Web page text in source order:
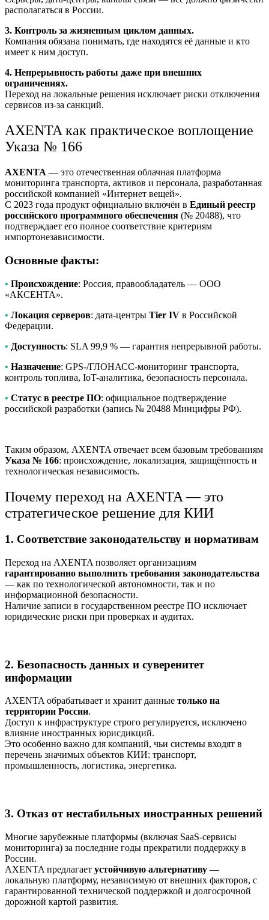
располагаться в России.
3. Контроль за жизненным циклом данных.
Компания обязана понимать, где находятся её данные и кто
имеет к ним доступ.
4. Непрерывность работы даже при внешних
ограничениях.
Переход на локальные решения исключает риски отключения
сервисов из-за санкций.
AXENTA как практическое воплощение
Указа № 166
AXENTA — это отечественная облачная платформа
мониторинга транспорта, активов и персонала, разработанная
российской компанией «Интернет вещей».
С 2023 года продукт официально включён в Единый реестр
российского программного обеспечения (№ 20488), что
подтверждает его полное соответствие критериям
импортонезависимости.
Основные факты:
• Происхождение: Россия, правообладатель — ООО
«АКСЕНТА».
• Локация серверов: дата-центры Tier IV в Российской
Федерации.
• Доступность: SLA 99,9 % — гарантия непрерывной работы.
• Назначение: GPS-/ГЛОНАСС-мониторинг транспорта,
контроль топлива, IoT-аналитика, безопасность персонала.
• Статус в реестре ПО: официальное подтверждение
российской разработки (запись № 20488 Минцифры РФ).
Таким образом, AXENTA отвечает всем базовым требованиям
Указа № 166: происхождение, локализация, защищённость и
технологическая независимость.
Почему переход на AXENTA — это
стратегическое решение для КИИ
1. Соответствие законодательству и нормативам
Переход на AXENTA позволяет организациям
гарантированно выполнить требования законодательства
— как по технологической автономности, так и по
информационной безопасности.
Наличие записи в государственном реестре ПО исключает
юридические риски при проверках и аудитах.
2. Безопасность данных и суверенитет
информации
AXENTA обрабатывает и хранит данные только на
территории России.
Доступ к инфраструктуре строго регулируется, исключено
влияние иностранных юрисдикций.
Это особенно важно для компаний, чьи системы входят в
перечень значимых объектов КИИ: транспорт,
промышленность, логистика, энергетика.
3. Отказ от нестабильных иностранных решений
Многие зарубежные платформы (включая SaaS-сервисы
мониторинга) за последние годы прекратили поддержку в
России.
AXENTA предлагает устойчивую альтернативу —
локальную платформу, независимую от внешних факторов, с
гарантированной технической поддержкой и долгосрочной
дорожной картой развития.